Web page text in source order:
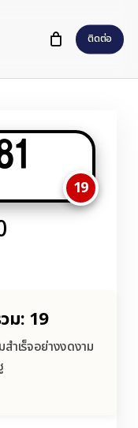
ติดต่อ
19
ม: 19
สำเร็จอย่างงดงาม